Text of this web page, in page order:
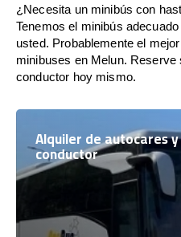
¿Necesita un minibús con
Tenemos el minibús
usted. Probablemente el
minibuses en Melun. Reserve
conductor hoy mismo.
Alquiler de autocares
conductor